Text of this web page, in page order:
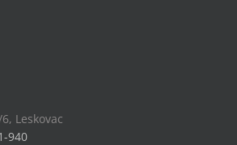
Leskovac
940